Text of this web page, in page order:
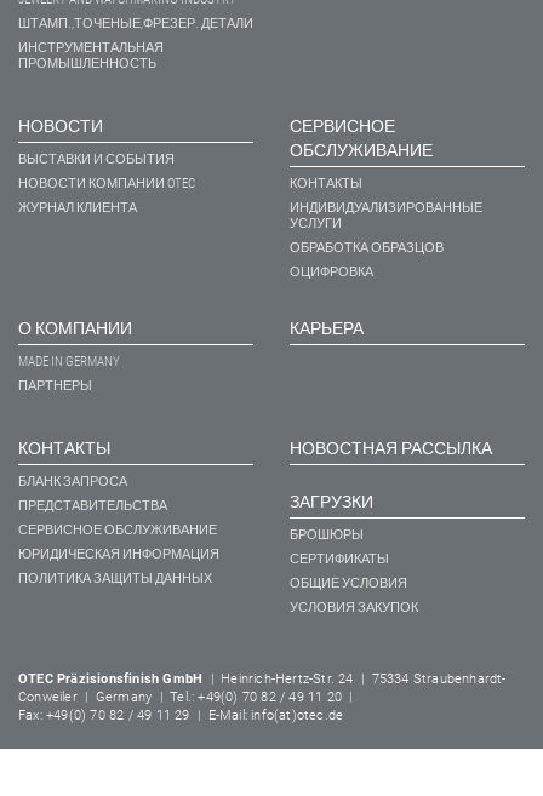
ШТАМП.,ТОЧЕНЫЕ,ФРЕЗЕР. ДЕТАЛИ
ИНСТРУМЕНТАЛЬНАЯ
ПРОМЫШЛЕННОСТЬ
НОВОСТИ
ВЫСТАВКИ И СОБЫТИЯ
НОВОСТИ КОМПАНИИ OTEC
ЖУРНАЛ КЛИЕНТА
СЕРВИСНОЕ
ОБСЛУЖИВАНИЕ
КОНТАКТЫ
ИНДИВИДУАЛИЗИРОВАННЫЕ
УСЛУГИ
ОБРАБОТКА ОБРАЗЦОВ
ОЦИФРОВКА
О КОМПАНИИ
MADE IN GERMANY
ПАРТНЕРЫ
КАРЬЕРА
КОНТАКТЫ
БЛАНК ЗАПРОСА
ПРЕДСТАВИТЕЛЬСТВА
СЕРВИСНОЕ ОБСЛУЖИВАНИЕ
ЮРИДИЧЕСКАЯ ИНФОРМАЦИЯ
ПОЛИТИКА ЗАЩИТЫ ДАННЫХ
НОВОСТНАЯ РАССЫЛКА
ЗАГРУЗКИ
БРОШЮРЫ
СЕРТИФИКАТЫ
ОБЩИЕ УСЛОВИЯ
УСЛОВИЯ ЗАКУПОК
OTEC Präzisionsfinish GmbH
| Heinrich-Hertz-Str. 24 | 75334 Straubenhardt-
Conweiler | Germany | Tel.: +49(0) 70 82 / 49 11 20 |
Fax: +49(0) 70 82 / 49 11 29 | E-Mail: info(at)otec.de